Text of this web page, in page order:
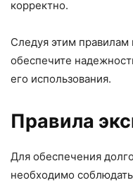
корректно.
Следуя этим
обеспечите
его использования.
Правила
Для обеспечения
необходимо